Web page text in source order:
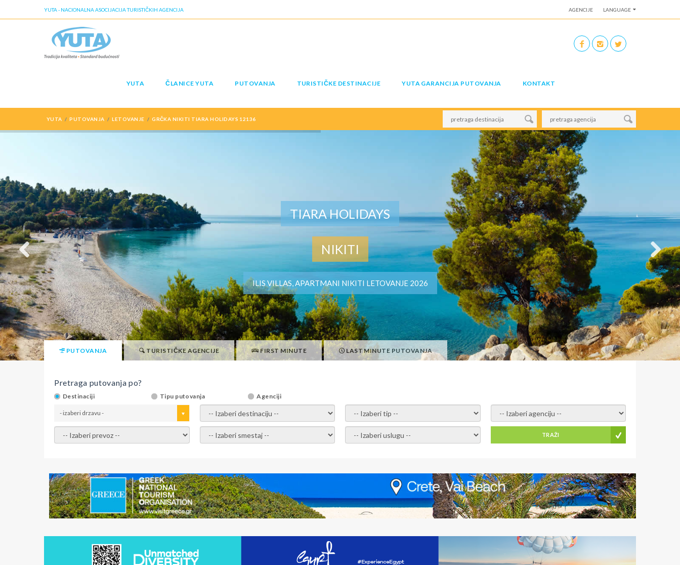
AGENCIJE LANGUAGE
YUTA - NACIONALNA ASOCIJACIJA TURISTIČKIH AGENCIJA
YUTA ČLANICE YUTA PUTOVANJA TURISTIČKE DESTINACIJE YUTA GARANCIJA PUTOVANJA KONTAKT
YUTA PUTOVANJA LETOVANJE GRČKA NIKITI TIARA HOLIDAYS 12136
TIARA HOLIDAYS
NIKITI
ILIS VILLAS, APARTMANI NIKITI LETOVANJE 2026
PUTOVANJA TURISTIČKE AGENCIJE FIRST MINUTE LAST MINUTE PUTOVANJA
Pretraga putovanja po?
Destinaciji Tipu putovanja Agenciji
- izaberi drzavu - - izaberi destinaciju - - izaberi tip - - izaberi agenciju -
- izaberi prevoz - - Izaberite smestaj - - Izaberite uslugu - TRAŽI